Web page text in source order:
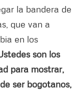
la bandera de
que van a
en los
son los
para mostrar,
ser bogotanos,